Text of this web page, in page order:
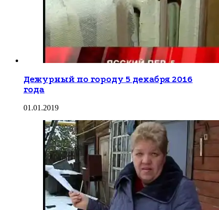
Дежурный по городу 5 декабря 2016
года
01.01.2019